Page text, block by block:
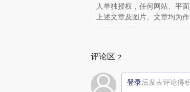
人单独授权，任何网站、平
上述文章及图片。文章均为
评论区 2
登录后发表评论得